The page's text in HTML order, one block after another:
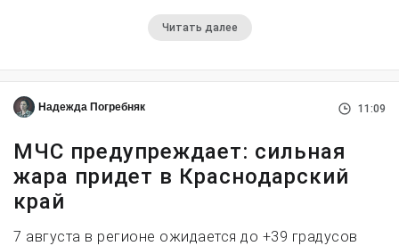
Читать далее
Надежда Погребняк 11:09
МЧС предупреждает: сильная
жара придет в Краснодарский
край
7 августа в регионе ожидается до +39 градусов